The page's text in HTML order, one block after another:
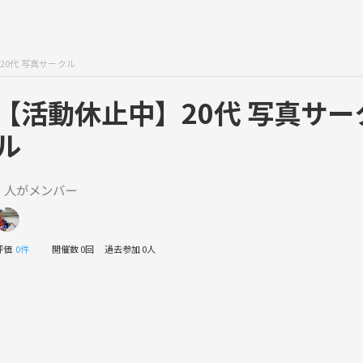
代 写真サークル
活動休止中】20代 写真サー
人がメンバー
価 0件 開催数 0回 過去参加 0人